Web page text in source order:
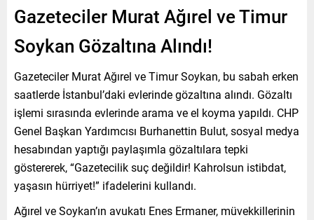
Gazeteciler Murat Ağırel ve Timur
Soykan Gözaltına Alındı!
Gazeteciler Murat Ağırel ve Timur Soykan, bu sabah erken
saatlerde İstanbul’daki evlerinde gözaltına alındı. Gözaltı
işlemi sırasında evlerinde arama ve el koyma yapıldı. CHP
Genel Başkan Yardımcısı Burhanettin Bulut, sosyal medya
hesabından yaptığı paylaşımla gözaltılara tepki
göstererek, “Gazetecilik suç değildir! Kahrolsun istibdat,
yaşasın hürriyet!” ifadelerini kullandı.
Ağırel ve Soykan’ın avukatı Enes Ermaner, müvekkillerinin